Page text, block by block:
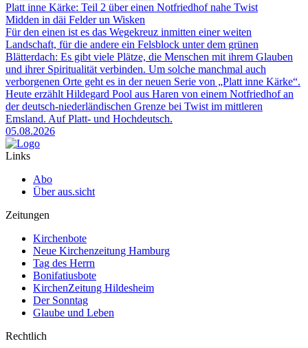
Platt inne Kärke: Teil 2 über einen Notfriedhof nahe Twist
Midden in däi Felder un Wisken
Für den einen ist es das Wegekreuz inmitten einer weiten
Landschaft, für die andere ein Felsblock unter dem grünen
Blätterdach: Es gibt viele Plätze, die Menschen mit ihrem Glauben
und ihrer Spiritualität verbinden. Um solche manchmal auch
verborgenen Orte geht es in der neuen Serie von „Platt inne Kärke“.
Heute erzählt Hildegard Pool aus Haren von einem Notfriedhof an
der deutsch-niederländischen Grenze bei Twist im mittleren
Emsland. Auf Platt- und Hochdeutsch.
05.08.2026
Links
Abo
Über aus.sicht
Zeitungen
Kirchenbote
Neue Kirchenzeitung Hamburg
Tag des Herrn
Bonifatiusbote
KirchenZeitung Hildesheim
Der Sonntag
Glaube und Leben
Rechtlich